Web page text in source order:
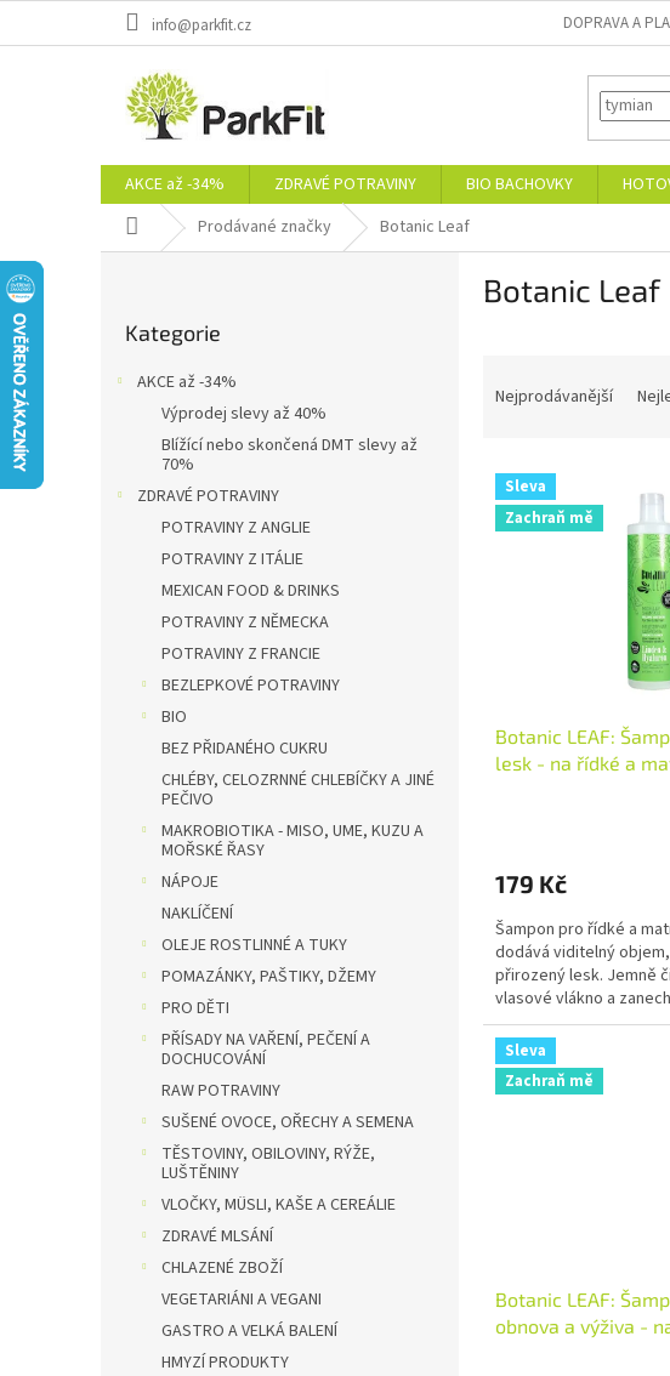
info@parkfit.cz DOPRAVA A
AKCE až -34% ZDRAVÉ POTRAVINY BIO BACHOVKY
Domů Prodávané značky Botanic Leaf
kategorie
Kategorie
AKCE až -34%
Výprodej slevy až 40%
Blížící nebo skončená DMT slevy až
70%
ZDRAVÉ POTRAVINY
POTRAVINY Z ANGLIE
POTRAVINY Z ITÁLIE
MEXICAN FOOD & DRINKS
POTRAVINY Z NĚMECKA
POTRAVINY Z FRANCIE
BEZLEPKOVÉ POTRAVINY
BIO
BEZ PŘIDANÉHO CUKRU
CHLÉBY, CELOZRNNÉ CHLEBÍČKY A JINÉ
PEČIVO
MAKROBIOTIKA - MISO, UME, KUZU A
MOŘSKÉ ŘASY
NÁPOJE
NAKLÍČENÍ
OLEJE ROSTLINNÉ A TUKY
POMAZÁNKY, PAŠTIKY, DŽEMY
PRO DĚTI
PŘÍSADY NA VAŘENÍ, PEČENÍ A
DOCHUCOVÁNÍ
RAW POTRAVINY
SUŠENÉ OVOCE, OŘECHY A SEMENA
TĚSTOVINY, OBILOVINY, RÝŽE,
LUŠTĚNINY
VLOČKY, MÜSLI, KAŠE A CEREÁLIE
ZDRAVÉ MLSÁNÍ
CHLAZENÉ ZBOŽÍ
VEGETARIÁNI A VEGANI
GASTRO A VELKÁ BALENÍ
HMYZÍ PRODUKTY
Botanic Leaf
n
p
Nejprodávanější
V
p
Sleva
Zachraň mě
Botanic LEAF:
lesk - na řídké a
179 Kč
Šampon pro řídké a
dodává viditelný
přirozený lesk. Jemně
vlasové vlákno a
a svěží. Vhodný pro...
Sleva
Zachraň mě
Botanic LEAF:
obnova a výživa -